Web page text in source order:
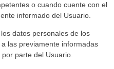
o cuando cuente con el
informado del Usuario.
datos personales de los
las previamente informadas
parte del Usuario.